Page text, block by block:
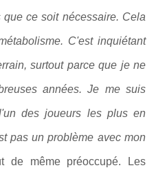
ce soit nécessaire. Cela
C'est inquiétant
surtout parce que je ne
années. Je me suis
des joueurs les plus en
pas un problème avec mon
de même préoccupé. Les